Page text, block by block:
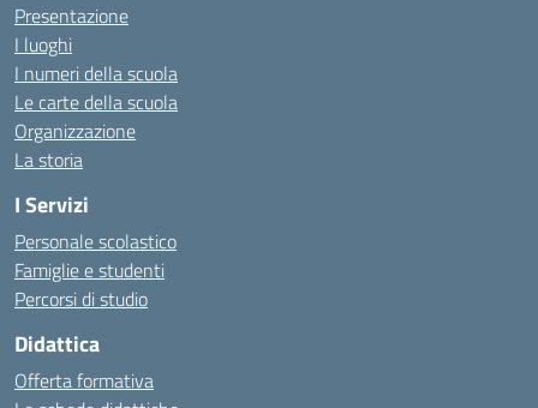
Presentazione
I luoghi
I numeri della scuola
Le carte della scuola
Organizzazione
La storia
I Servizi
Personale scolastico
Famiglie e studenti
Percorsi di studio
Didattica
Offerta formativa